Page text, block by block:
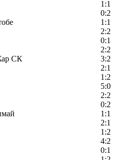
1:1
0:2
1:1
2:2
0:1
2:2
СК
3:2
2:1
1:2
5:0
2:2
0:2
1:1
2:1
1:2
4:2
0:1